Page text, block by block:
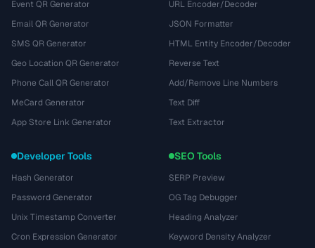
Event QR Generator
Email QR Generator
SMS QR Generator
Geo Location QR Generator
Phone Call QR Generator
MeCard Generator
App Store Link Generator
URL Encoder/Decoder
JSON Formatter
HTML Entity Encoder/Decoder
Reverse Text
Add/Remove Line Numbers
Text Diff
Text Extractor
Developer Tools
Hash Generator
Password Generator
Unix Timestamp Converter
Cron Expression Generator
SEO Tools
SERP Preview
OG Tag Debugger
Heading Analyzer
Keyword Density Analyzer